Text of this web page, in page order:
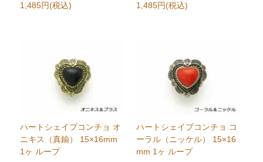
1,485円(税込)
1,485円(税込)
ハートシェイプコンチョ オ
ニキス（真鍮） 15×16mm
1ヶ ループ
ハートシェイプコンチョ コ
ーラル（ニッケル） 15×16
mm 1ヶ ループ